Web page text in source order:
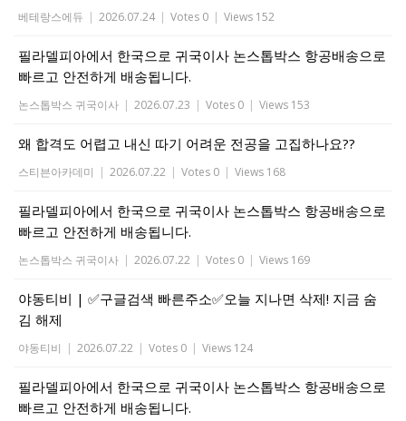
베테랑스에듀 | 2026.07.24 | Votes 0 | Views 152
필라델피아에서 한국으로 귀국이사 논스톱박스 항공배송으로
빠르고 안전하게 배송됩니다.
논스톱박스 귀국이사 | 2026.07.23 | Votes 0 | Views 153
왜 합격도 어렵고 내신 따기 어려운 전공을 고집하나요??
스티븐아카데미 | 2026.07.22 | Votes 0 | Views 168
필라델피아에서 한국으로 귀국이사 논스톱박스 항공배송으로
빠르고 안전하게 배송됩니다.
논스톱박스 귀국이사 | 2026.07.22 | Votes 0 | Views 169
야동티비 | ✅구글검색 빠른주소✅오늘 지나면 삭제! 지금 숨
김 해제
야동티비 | 2026.07.22 | Votes 0 | Views 124
필라델피아에서 한국으로 귀국이사 논스톱박스 항공배송으로
빠르고 안전하게 배송됩니다.